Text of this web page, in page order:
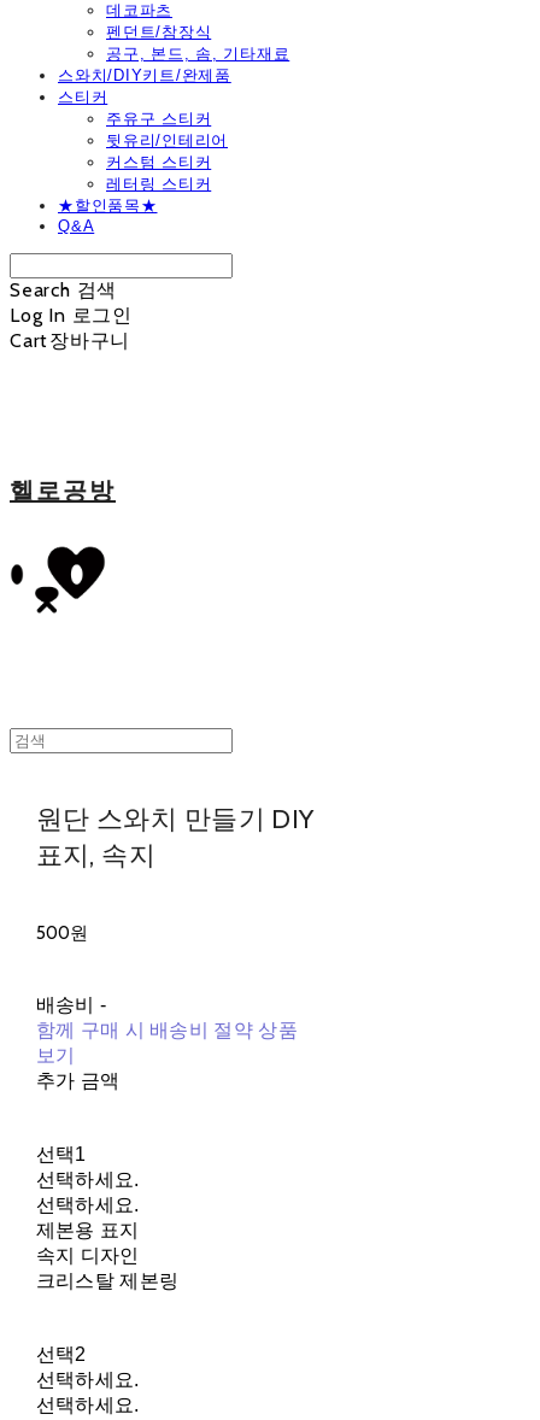
데코파츠
펜던트/참장식
공구, 본드, 솜, 기타재료
스와치/DIY키트/완제품
스티커
주유구 스티커
뒷유리/인테리어
커스텀 스티커
레터링 스티커
★할인품목★
Q&A
Search 검색
Log In 로그인
Cart장바구니
헬로공방
원단 스와치 만들기 DIY
표지, 속지
500원
배송비 -
함께 구매 시 배송비 절약 상품
보기
추가 금액
선택1
선택하세요.
선택하세요.
제본용 표지
속지 디자인
크리스탈 제본링
선택2
선택하세요.
선택하세요.